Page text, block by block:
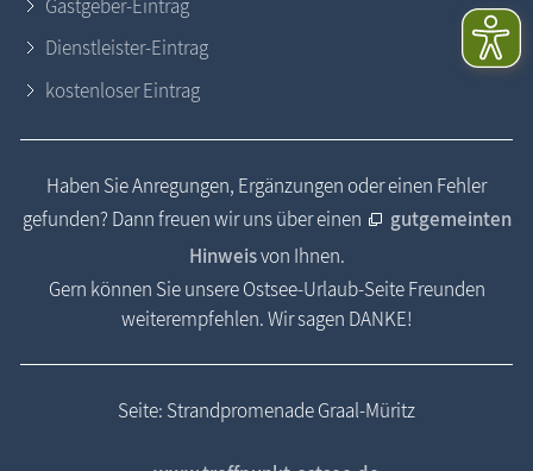
Gastgeber-Eintrag
Dienstleister-Eintrag
kostenloser Eintrag
Haben Sie Anregungen, Ergänzungen oder einen Fehler
gefunden? Dann freuen wir uns über einen
gutgemeinten
Hinweisvon Ihnen.
Gern können Sie unsere Ostsee-Urlaub-Seite Freunden
weiterempfehlen. Wir sagen DANKE!
Seite: Strandpromenade Graal-Müritz